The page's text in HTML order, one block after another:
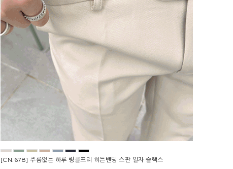
[CN.678] 주름없는 하루 링클프리 히든밴딩 스판 일자 슬랙스